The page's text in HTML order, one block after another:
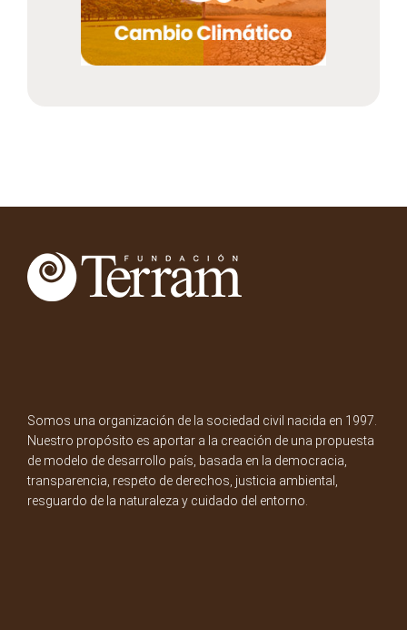
Somos una organización de la sociedad civil nacida en 1997.
Nuestro propósito es aportar a la creación de una propuesta
de modelo de desarrollo país, basada en la democracia,
transparencia, respeto de derechos, justicia ambiental,
resguardo de la naturaleza y cuidado del entorno.